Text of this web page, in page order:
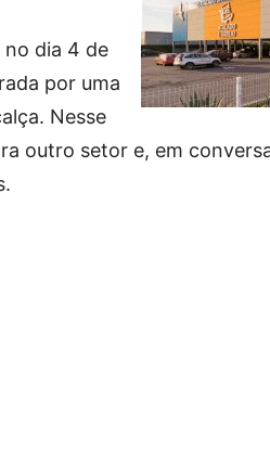
no dia 4 de
por uma
Nesse
outro setor e, em